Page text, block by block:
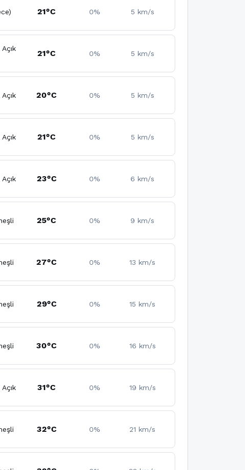
21°C 0% 5 km/s
21°C 0% 5 km/s
20°C 0% 5 km/s
21°C 0% 5 km/s
23°C 0% 6 km/s
25°C 0% 9 km/s
27°C 0% 13 km/s
29°C 0% 15 km/s
30°C 0% 16 km/s
31°C 0% 19 km/s
32°C 0% 21 km/s